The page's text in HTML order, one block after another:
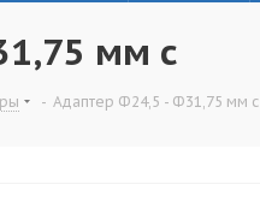
мм с
- Адаптер Ф24,5 - Ф31,75 мм с